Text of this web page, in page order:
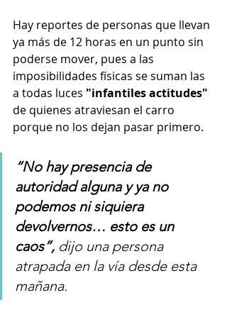
Hay reportes de personas que llevan
ya más de 12 horas en un punto sin
poderse mover, pues a las
imposibilidades físicas se suman las
a todas luces "infantiles actitudes"
de quienes atraviesan el carro
porque no los dejan pasar primero.
“No hay presencia de
autoridad alguna y ya no
podemos ni siquiera
devolvernos… esto es un
caos”, dijo una persona
atrapada en la vía desde esta
mañana.